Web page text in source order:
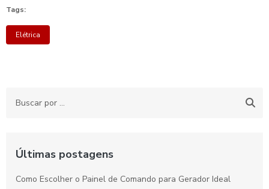
Tags:
Elétrica
Últimas postagens
Como Escolher o Painel de Comando para Gerador Ideal